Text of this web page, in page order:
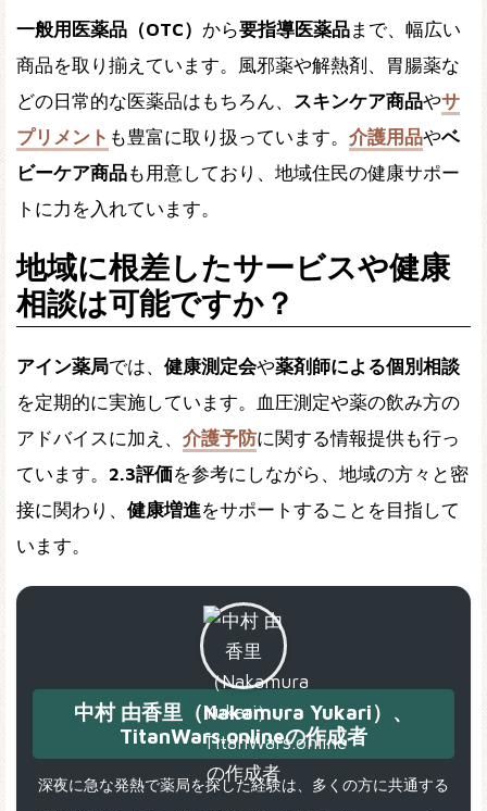
一般用医薬品（OTC） から要指導医薬品まで、幅広い
商品を取り揃えています。風邪薬や解熱剤、胃腸薬な
どの日常的な医薬品はもちろん、 スキンケア商品やサ
プリメント も豊富に取り扱っています。 介護用品やベ
ビーケア商品も用意しており、地域住民の健康サポー
トに力を入れています。
地域に根差したサービスや健康
相談は可能ですか？
アイン薬局では、 健康測定会や薬剤師による個別相談
を定期的に実施しています。血圧測定や薬の飲み方の
アドバイスに加え、 介護予防に関する情報提供も行っ
ています。 2.3評価を参考にしながら、地域の方々と密
接に関わり、 健康増進をサポートすることを目指して
います。
中村 由香里（Nakamura Yukari）、
TitanWars.onlineの作成者
深夜に急な発熱で薬局を探した経験は、多くの方に共通する